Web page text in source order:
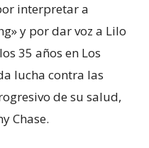
interpretar a
y por dar voz a Lilo
35 años en Los
lucha contra las
de su salud,
Chase.